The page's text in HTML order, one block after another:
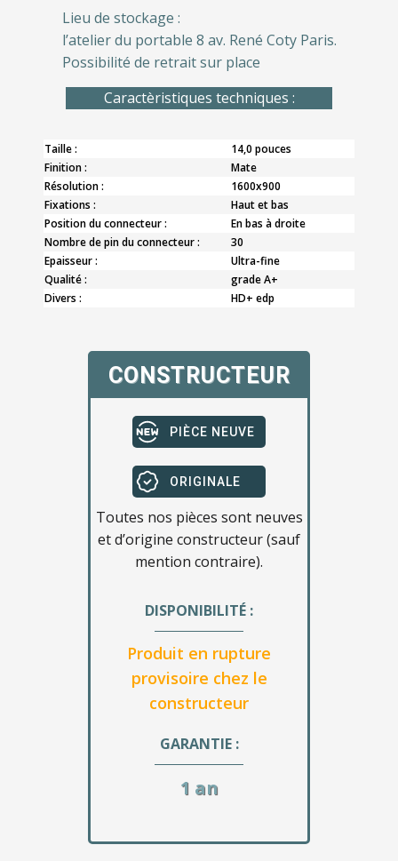
Lieu de stockage :
l’atelier du portable 8 av. René Coty Paris.
Possibilité de retrait sur place
Caractèristiques techniques :
Taille :
14,0 pouces
Finition :
Mate
Résolution :
1600x900
Fixations :
Haut et bas
Position du connecteur :
En bas à droite
Nombre de pin du connecteur :
30
Epaisseur :
Ultra-fine
Qualité :
grade A+
Divers :
HD+ edp
CONSTRUCTEUR
PIÈCE NEUVE
ORIGINALE
Toutes nos pièces sont neuves
et d’origine constructeur (sauf
mention contraire).
DISPONIBILITÉ :
Produit en rupture
provisoire chez le
constructeur
GARANTIE :
1 an